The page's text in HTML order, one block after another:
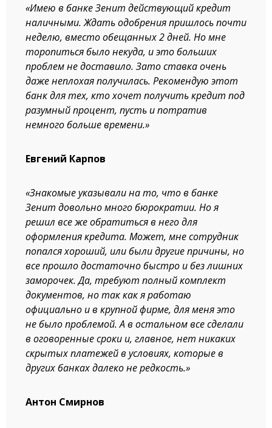
«Имею в банке Зенит действующий кредит
наличными. Ждать одобрения пришлось почти
неделю, вместо обещанных 2 дней. Но мне
торопиться было некуда, и это больших
проблем не доставило. Зато ставка очень
даже неплохая получилась. Рекомендую этот
банк для тех, кто хочет получить кредит под
разумный процент, пусть и потратив
немного больше времени.»
Евгений Карпов
«Знакомые указывали на то, что в банке
Зенит довольно много бюрократии. Но я
решил все же обратиться в него для
оформления кредита. Может, мне сотрудник
попался хороший, или были другие причины, но
все прошло достаточно быстро и без лишних
заморочек. Да, требуют полный комплект
документов, но так как я работаю
официально и в крупной фирме, для меня это
не было проблемой. А в остальном все сделали
в оговоренные сроки и, главное, нет никаких
скрытых платежей в условиях, которые в
других банках далеко не редкость.»
Антон Смирнов